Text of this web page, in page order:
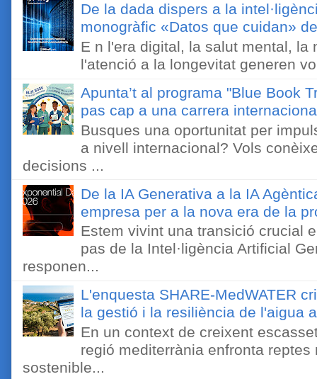
De la dada dispers a la
monogràfic «Datos que cuidan»
E n l'era digital, la salut mental, la
l'atenció a la longevitat generen
Apunta’t al programa "Blue Book
pas cap a una carrera
Busques una oportunitat per
a nivell internacional? Vols
decisions ...
De la IA Generativa a la IA
empresa per a la nova era de la
Estem vivint una transició crucial
pas de la Intel·ligència Artificial
responen...
L'enquesta SHARE-MedWATER
la gestió i la resiliència de l'aigua
En un context de creixent
regió mediterrània enfronta
sostenible...